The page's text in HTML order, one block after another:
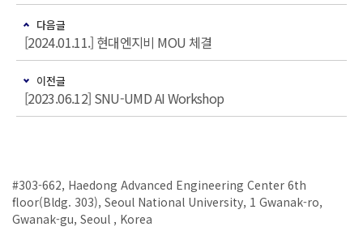
다음글
[2024.01.11.] 현대엔지비 MOU 체결
이전글
[2023.06.12] SNU-UMD AI Workshop
#303-662, Haedong Advanced Engineering Center 6th
floor(Bldg. 303), Seoul National University, 1 Gwanak-ro,
Gwanak-gu, Seoul , Korea